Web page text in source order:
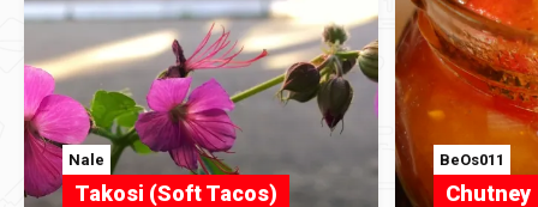
Nale
Takosi (Soft Tacos)
BeOs011
Chutney